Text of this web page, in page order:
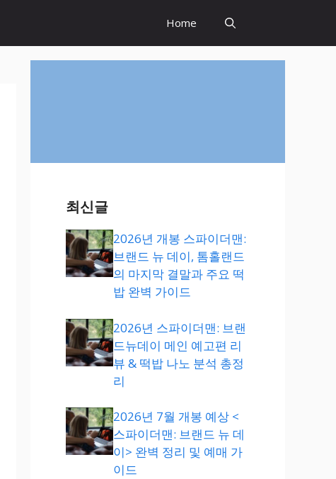
Home
최신글
2026년 개봉 스파이더맨:
브랜드 뉴 데이, 톰홀랜드
의 마지막 결말과 주요 떡
밥 완벽 가이드
2026년 스파이더맨: 브랜
드뉴데이 메인 예고편 리
뷰 & 떡밥 나노 분석 총정
리
2026년 7월 개봉 예상 <
스파이더맨: 브랜드 뉴 데
이> 완벽 정리 및 예매 가
이드